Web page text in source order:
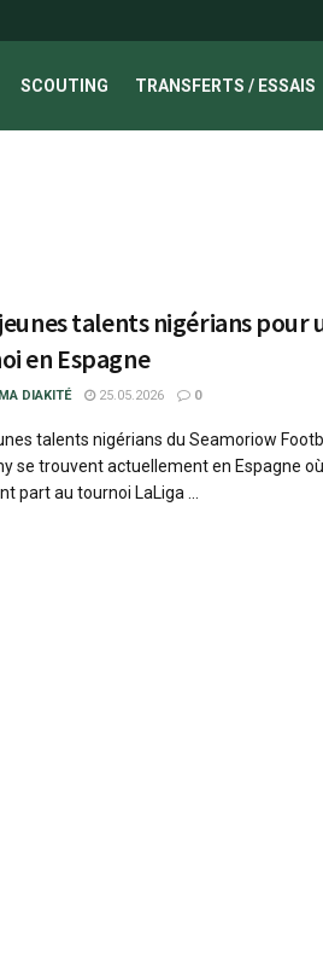
SCOUTING TRANSFERTS / ESSAIS
talents nigérians pour
en Espagne
DIAKITÉ 25.05.2026 0
talents nigérians du Seamoriow
se trouvent actuellement en Espagne
part au tournoi LaLiga ...